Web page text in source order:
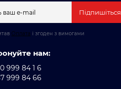
Підпишіться
Оплата і згоден з вимогами
нам:
999 84 1 6
999 84 66